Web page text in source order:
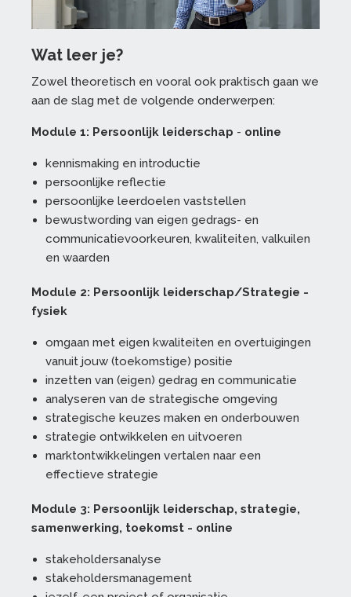
Wat leer je?
Zowel theoretisch en vooral ook praktisch gaan we
aan de slag met de volgende onderwerpen:
Module 1: Persoonlijk leiderschap - online
kennismaking en introductie
persoonlijke reflectie
persoonlijke leerdoelen vaststellen
bewustwording van eigen gedrags- en
communicatievoorkeuren, kwaliteiten, valkuilen
en waarden
Module 2: Persoonlijk leiderschap/Strategie -
fysiek
omgaan met eigen kwaliteiten en overtuigingen
vanuit jouw (toekomstige) positie
inzetten van (eigen) gedrag en communicatie
analyseren van de strategische omgeving
strategische keuzes maken en onderbouwen
strategie ontwikkelen en uitvoeren
marktontwikkelingen vertalen naar een
effectieve strategie
Module 3: Persoonlijk leiderschap, strategie,
samenwerking, toekomst - online
stakeholdersanalyse
stakeholdersmanagement